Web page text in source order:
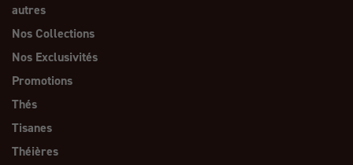
autres
Nos Collections
Nos Exclusivités
Promotions
Thés
Tisanes
Théières